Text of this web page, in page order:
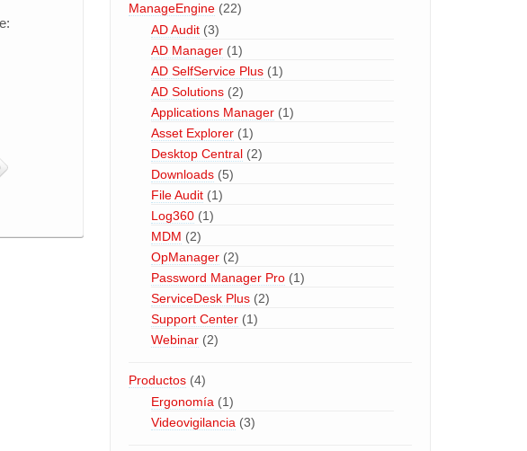
ManageEngine(22)
AD Audit(3)
AD Manager(1)
AD SelfService Plus(1)
AD Solutions(2)
Applications Manager(1)
Asset Explorer(1)
Desktop Central(2)
Downloads(5)
File Audit(1)
Log360(1)
MDM (2)
OpManager(2)
Password Manager Pro(1)
ServiceDesk Plus(2)
Support Center(1)
Webinar(2)
Productos(4)
Ergonomía (1)
Videovigilancia (3)